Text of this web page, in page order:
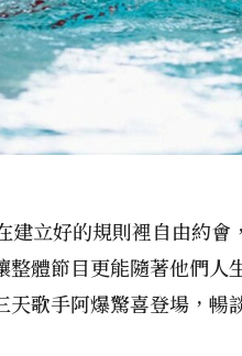
建立好的規則裡自由約會
體節目更能隨著他們人
歌手阿爆驚喜登場，暢